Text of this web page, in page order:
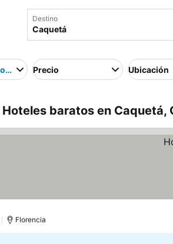
Destino
a mayorPrecio Ubicación
Hoteles baratos en Caquetá,
Florencia